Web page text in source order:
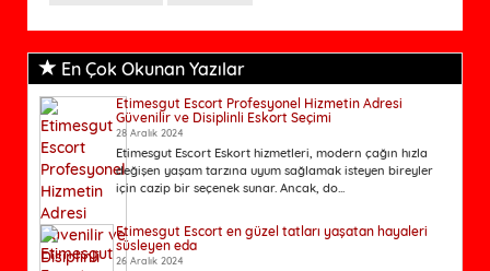
En Çok Okunan Yazılar
Etimesgut Escort Profesyonel Hizmetin Adresi
Güvenilir ve Disiplinli Eskort Seçimi
28 Aralık 2024
Etimesgut Escort Eskort hizmetleri, modern çağın hızla
değişen yaşam tarzına uyum sağlamak isteyen bireyler
için cazip bir seçenek sunar. Ancak, do...
Etimesgut Escort en güzel tatları yaşatan hayaleri
süsleyen eda
26 Aralık 2024